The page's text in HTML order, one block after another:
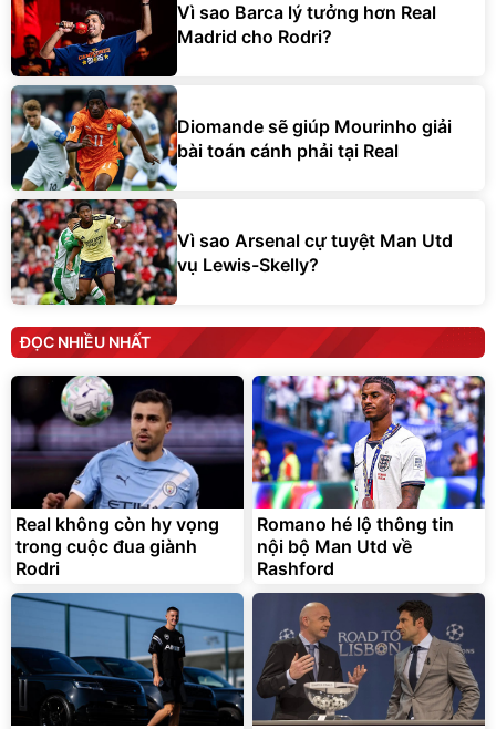
Vì sao Barca lý tưởng hơn Real
Madrid cho Rodri?
Diomande sẽ giúp Mourinho giải
bài toán cánh phải tại Real
Vì sao Arsenal cự tuyệt Man Utd
vụ Lewis-Skelly?
ĐỌC NHIỀU NHẤT
Real không còn hy vọng
trong cuộc đua giành
Rodri
Romano hé lộ thông tin
nội bộ Man Utd về
Rashford